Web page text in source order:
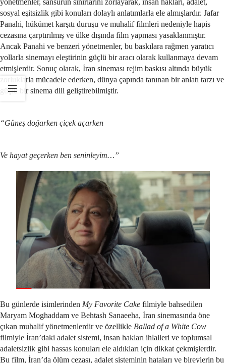
sosyal eşitsizlik gibi konuları dolaylı anlatımlarla ele almışlardır. Jafar
Panahi, hükümet karşıtı duruşu ve muhalif filmleri nedeniyle hapis
cezasına çarptırılmış ve ülke dışında film yapması yasaklanmıştır.
Ancak Panahi ve benzeri yönetmenler, bu baskılara rağmen yaratıcı
yollarla sinemayı eleştirinin güçlü bir aracı olarak kullanmaya devam
etmişlerdir. Sonuç olarak, İran sineması rejim baskısı altında büyük
zorluklarla mücadele ederken, dünya çapında tanınan bir anlatı tarzı ve
güçlü bir sinema dili geliştirebilmiştir.
“Güneş doğarken çiçek açarken
Ve hayat geçerken ben seninleyim…”
Bu günlerde isimlerinden My Favorite Cake filmiyle bahsedilen
Maryam Moghaddam ve Behtash Sanaeeha, İran sinemasında öne
çıkan muhalif yönetmenlerdir ve özellikle Ballad of a White Cow
filmiyle İran’daki adalet sistemi, insan hakları ihlalleri ve toplumsal
adaletsizlik gibi hassas konuları ele aldıkları için dikkat çekmişlerdir.
Bu film, İran’da ölüm cezası, adalet sisteminin hataları ve bireylerin bu